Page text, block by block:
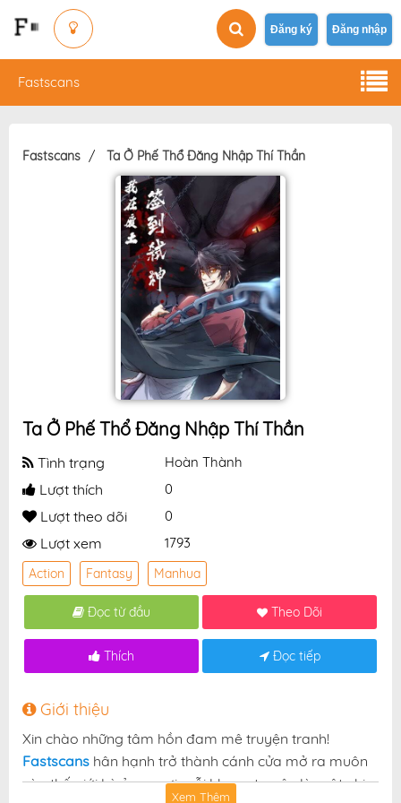
Đăng ký Đăng nhập
Fastscans
Fastscans Ta Ở Phế Thổ Đăng Nhập Thí Thần
Ta Ở Phế Thổ Đăng Nhập Thí Thần
Tình trạng Hoàn Thành
Lượt thích 0
Lượt theo dõi 0
Lượt xem 1793
Action Fantasy Manhua
Đọc từ đầu Theo Dõi
Thích Đọc tiếp
Giới thiệu
Xin chào những tâm hồn đam mê truyện tranh!
Fastscans hân hạnh trở thành cánh cửa mở ra muôn
vàn thế giới kỳ ảo — nơi mỗi khung truyện là một nhịp
Xem Thêm